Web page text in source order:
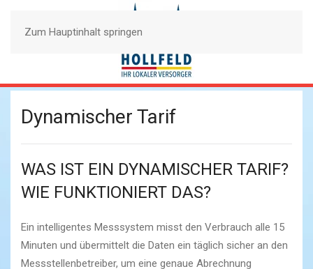
Zum Hauptinhalt springen
Dynamischer Tarif
WAS IST EIN DYNAMISCHER TARIF?
WIE FUNKTIONIERT DAS?
Ein intelligentes Messsystem misst den Verbrauch alle 15
Minuten und übermittelt die Daten ein täglich sicher an den
Messstellenbetreiber, um eine genaue Abrechnung